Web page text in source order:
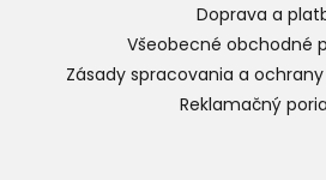
Doprava a
Všeobecné obchodné
Zásady spracovania a
Reklamačný